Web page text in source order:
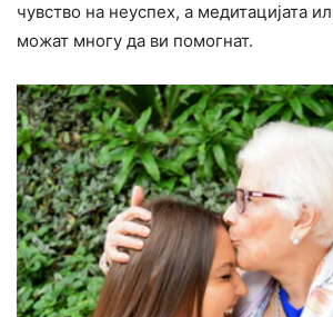
чувство на неуспех, а медитацијата
можат многу да ви помогнат.